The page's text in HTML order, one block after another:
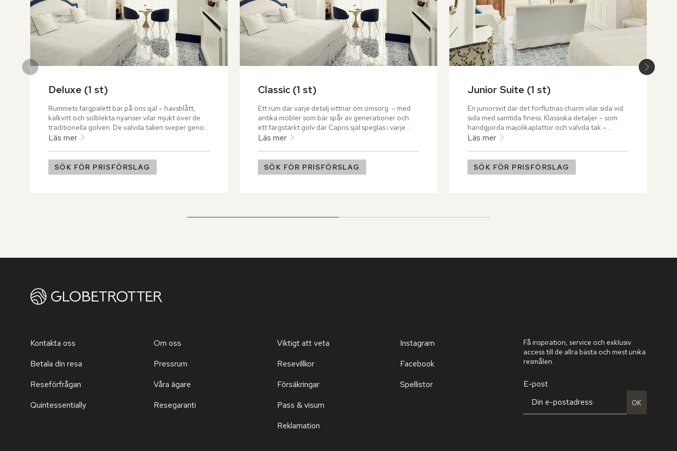
Deluxe (1 st)
Rummets färgpalett bär på öns själ – havsblått,
kalkvitt och solblekta nyanser vilar mjukt över de
traditionella golven. De välvda taken sveper genom
rummet likt vågor mot Faraglioni, i en stillsam
och bara vara.
Läs mer
SÖK FÖR PRISFÖRSLAG
Classic (1 st)
Ett rum där varje detalj vittnar om omsorg  – med
antika möbler som bär spår av generationer och
ett färgstarkt golv där Capris själ speglas i varje
mönster. Här vilar en stillsam elegans som viskar om
rummets ytor, medan en lummig trädgård breder ut
sig utanför balkongen.
Läs mer
SÖK FÖR PRISFÖRSLAG
Junior Suite (1 st)
En juniorsvit där det förflutnas charm vilar sida vid
sida med samtida finess. Klassiska detaljer – som
handgjorda majolikaplattor och välvda tak –
smälter samman med elegant modernitet i en
Capris silhuett ständigt vilar i blickfånget.
Läs mer
SÖK FÖR PRISFÖRSLAG
Kontakta oss
Betala din resa
Reseförfrågan
Quintessentially
Om oss
Pressrum
Våra ägare
Resegaranti
Viktigt att veta
Resevillkor
Försäkringar
Pass & visum
Reklamation
Instagram
Facebook
Spellistor
Få inspiration, service och exklusiv
access till de allra bästa och mest unika
resmålen.
E-post
OK